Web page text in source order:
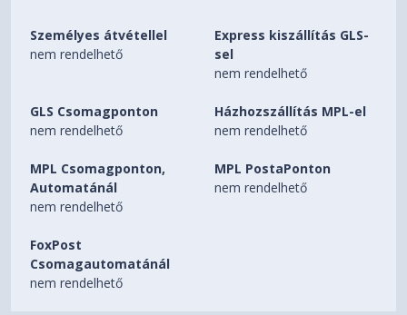
Személyes átvétellel
nem rendelhető
Express kiszállítás GLS-
sel
nem rendelhető
GLS Csomagponton
nem rendelhető
Házhozszállítás MPL-el
nem rendelhető
MPL Csomagponton,
Automatánál
nem rendelhető
MPL PostaPonton
nem rendelhető
FoxPost
Csomagautomatánál
nem rendelhető